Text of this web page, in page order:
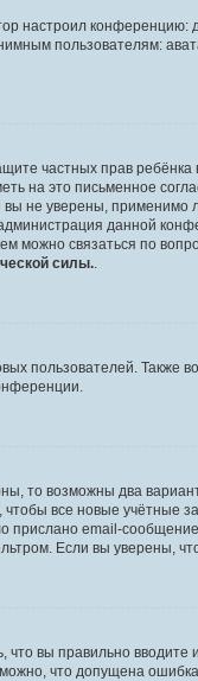
настроил
пользователям:
частных прав
на это письменное
не уверены, применимо
данной
можно связаться по
силы.
пользователей. Также
то возможны два
все новые учётные
email-
Если вы уверены,
вы правильно
что допущена